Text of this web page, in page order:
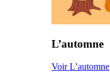
L’automne
Voir L’automne